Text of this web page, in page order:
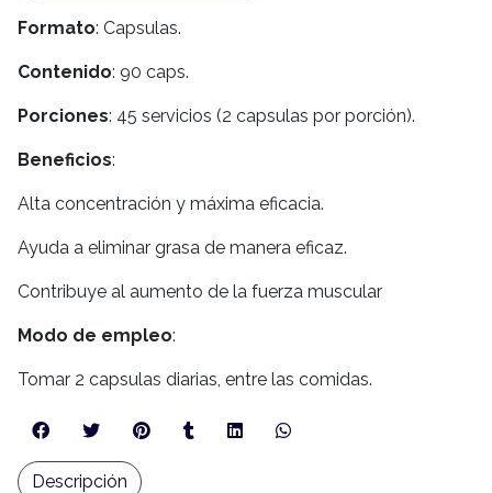
Formato: Capsulas.
Contenido: 90 caps.
Porciones: 45 servicios (2 capsulas por porción).
Beneficios:
Alta concentración y máxima eficacia.
Ayuda a eliminar grasa de manera eficaz.
Contribuye al aumento de la fuerza muscular
Modo de empleo:
Tomar 2 capsulas diarias, entre las comidas.
Descripción